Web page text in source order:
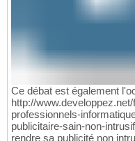
Ce débat est également
http://
professionnels-
publicitaire-sain-non-
rendre sa publicité non